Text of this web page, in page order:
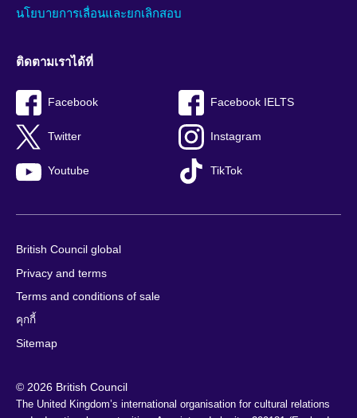
นโยบายการเลื่อนและยกเลิกสอบ
ติดตามเราได้ที่
Facebook Facebook IELTS
Twitter Instagram
Youtube TikTok
British Council global
Privacy and terms
Terms and conditions of sale
คุกกี้
Sitemap
© 2026 British Council
The United Kingdom’s international organisation for cultural relations